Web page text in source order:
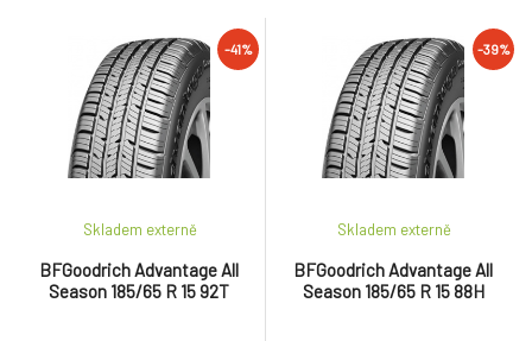
-41%
BFGoodrich Advantage All
Season 185/65 R 15 92T
Skladem externě
-39%
BFGoodrich Advantage All
Season 185/65 R 15 88H
Skladem externě